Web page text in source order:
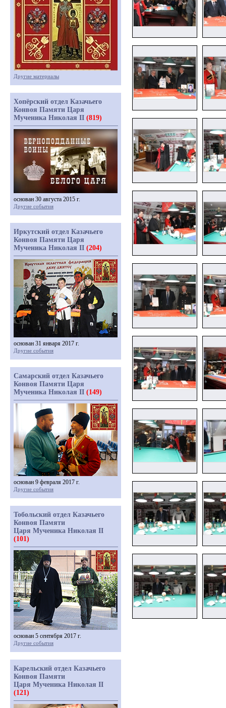
Другие материалы
Хопёрский отдел Казачьего
Конвоя Памяти Царя
Мученика Николая II (819)
основан 30 августа 2015 г.
Другие события
Иркутский отдел Казачьего
Конвоя Памяти Царя
Мученика Николая II (204)
основан 31 января 2017 г.
Другие события
Самарский отдел Казачьего
Конвоя Памяти Царя
Мученика Николая II (149)
основан 9 февраля 2017 г.
Другие события
Тобольский отдел Казачьего
Конвоя Памяти
Царя Мученика Николая II
(101)
основан 5 сентября 2017 г.
Другие события
Карельский отдел Казачьего
Конвоя Памяти
Царя Мученика Николая II
(121)